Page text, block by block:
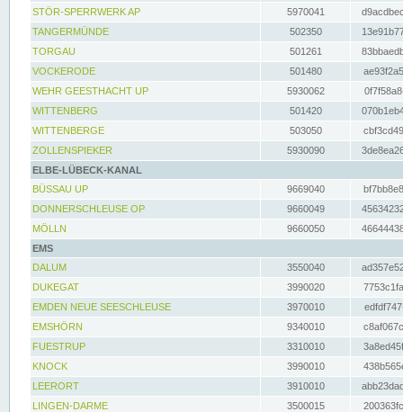
STÖR-SPERRWERK AP 5970041
TANGERMÜNDE
502350
TORGAU
501261
VOCKERODE
501480
WEHR GEESTHACHT UP
5930062
WITTENBERG
501420
WITTENBERGE
503050
ZOLLENSPIEKER
5930090
ELBE-LÜBECK-KANAL
BÜSSAU UP
9669040
DONNERSCHLEUSE OP
9660049
MÖLLN
9660050
EMS
DALUM
3550040
DUKEGAT
3990020
EMDEN NEUE SEESCHLEUSE
3970010
EMSHÖRN
9340010
FUESTRUP
3310010
KNOCK
3990010
LEERORT
3910010
LINGEN-DARME
3500015